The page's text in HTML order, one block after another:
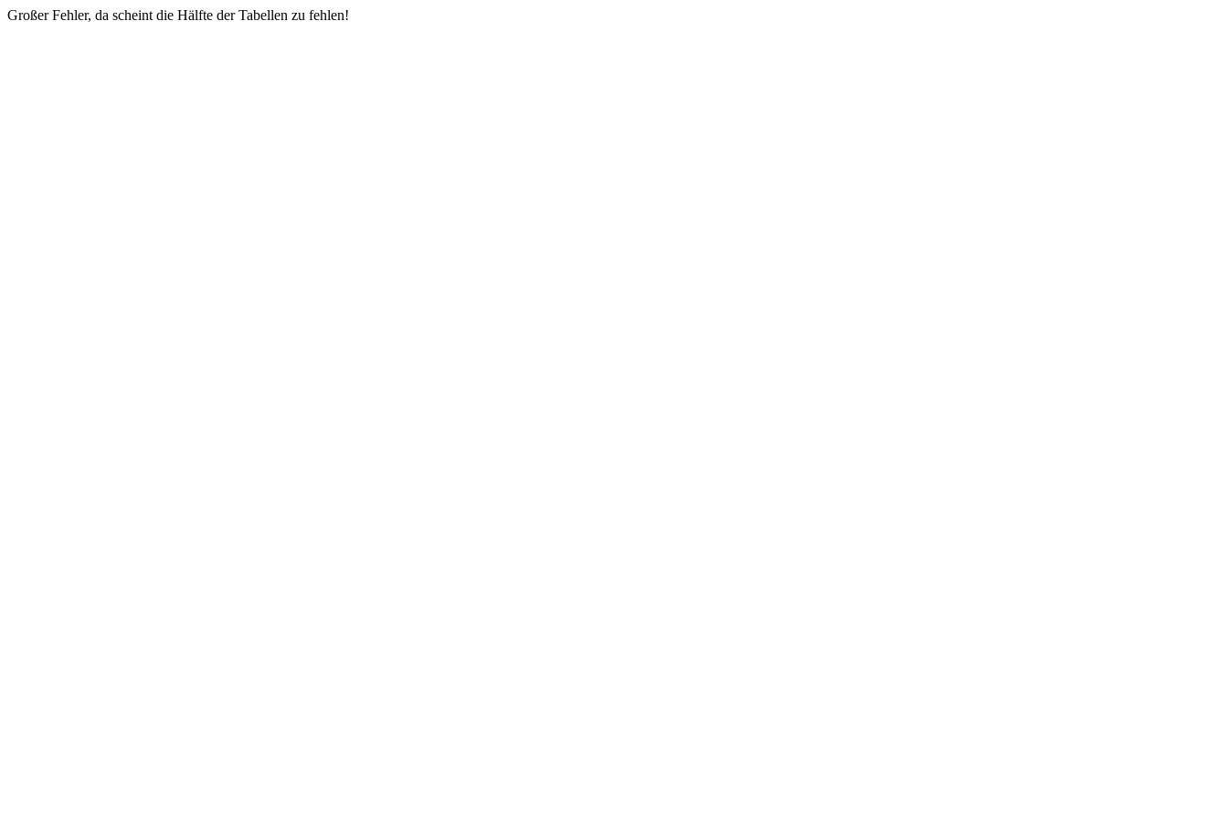
Großer Fehler, da scheint die Hälfte der Tabellen zu fehlen!